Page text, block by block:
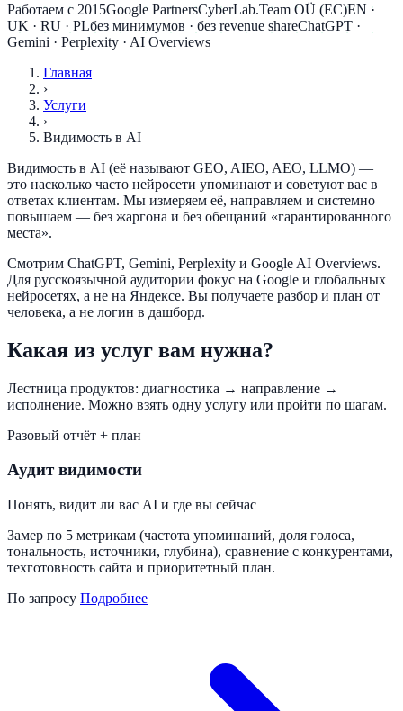
Работаем с 2015Google PartnersCyberLab.Team OÜ (ЕС)EN ·
UK · RU · PLбез минимумов · без revenue shareChatGPT ·
Gemini · Perplexity · AI Overviews
Главная
›
Услуги
›
Видимость в AI
Видимость в AI (её называют GEO, AIEO, AEO, LLMO) —
это насколько часто нейросети упоминают и советуют вас в
ответах клиентам. Мы измеряем её, направляем и системно
повышаем — без жаргона и без обещаний «гарантированного
места».
Смотрим ChatGPT, Gemini, Perplexity и Google AI Overviews.
Для русскоязычной аудитории фокус на Google и глобальных
нейросетях, а не на Яндексе. Вы получаете разбор и план от
человека, а не логин в дашборд.
Какая из услуг вам нужна?
Лестница продуктов: диагностика → направление →
исполнение. Можно взять одну услугу или пройти по шагам.
Разовый отчёт + план
Аудит видимости
Понять, видит ли вас AI и где вы сейчас
Замер по 5 метрикам (частота упоминаний, доля голоса,
тональность, источники, глубина), сравнение с конкурентами,
техготовность сайта и приоритетный план.
По запросу Подробнее